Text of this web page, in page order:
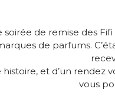
soirée de remise des
de parfums.
et d’un rendez
vous